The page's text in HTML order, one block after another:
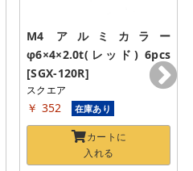
M4 アルミカラー
φ6×4×2.0t(レッド) 6pcs
[SGX-120R]
スクエア
￥ 352 在庫あり
カートに
入れる